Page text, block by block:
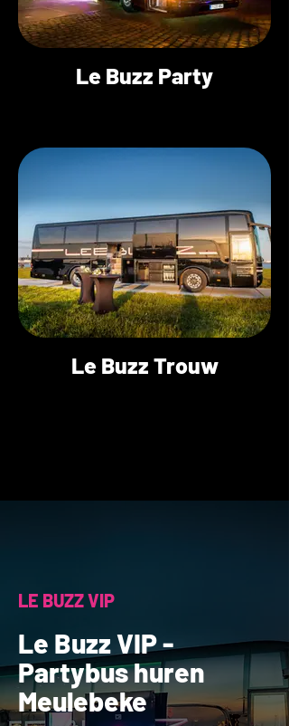
Le Buzz Party
Le Buzz Trouw
LE BUZZ VIP
Le Buzz VIP -
Partybus huren
Meulebeke